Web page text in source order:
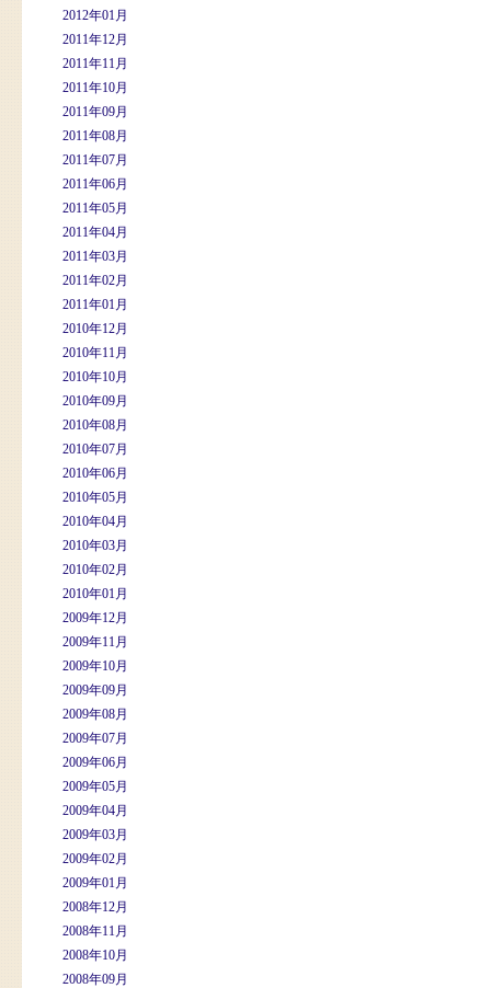
2012年01月
2011年12月
2011年11月
2011年10月
2011年09月
2011年08月
2011年07月
2011年06月
2011年05月
2011年04月
2011年03月
2011年02月
2011年01月
2010年12月
2010年11月
2010年10月
2010年09月
2010年08月
2010年07月
2010年06月
2010年05月
2010年04月
2010年03月
2010年02月
2010年01月
2009年12月
2009年11月
2009年10月
2009年09月
2009年08月
2009年07月
2009年06月
2009年05月
2009年04月
2009年03月
2009年02月
2009年01月
2008年12月
2008年11月
2008年10月
2008年09月